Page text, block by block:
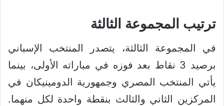
ترتيب المجموعة الثالثة
في المجموعة الثالثة، يتصدر المنتخب الإسباني
برصيد 3 نقاط بعد فوزه في مباراته الأولى، بينما
يأتي المنتخب المصري وجمهورية الدومينيكان في
المركزين الثاني والثالث بنقطة واحدة لكل منهما.